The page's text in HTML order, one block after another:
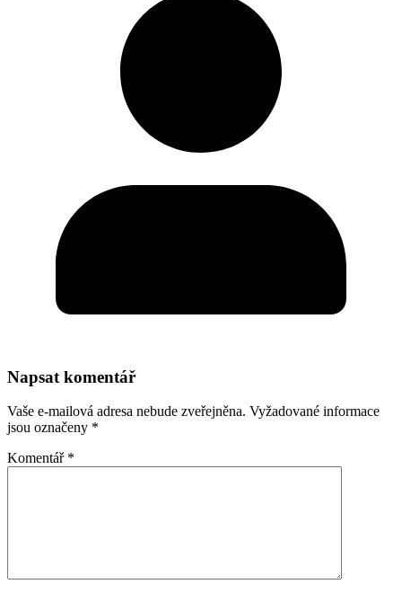
Napsat komentář
Vaše e-mailová adresa nebude zveřejněna. Vyžadované informace
jsou označeny *
Komentář *